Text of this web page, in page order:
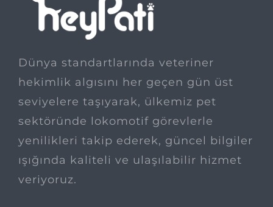
Dünya standartlarında veteriner
hekimlik algısını her geçen gün üst
seviyelere taşıyarak, ülkemiz pet
sektöründe lokomotif görevlerle
yenilikleri takip ederek, güncel bilgiler
ışığında kaliteli ve ulaşılabilir hizmet
veriyoruz.